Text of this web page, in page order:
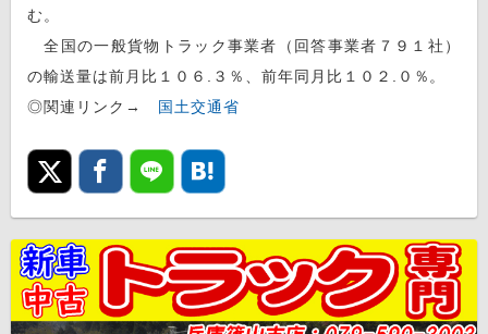
む。
全国の一般貨物トラック事業者（回答事業者７９１社）
の輸送量は前月比１０６.３％、前年同月比１０２.０％。
◎関連リンク→ 国土交通省